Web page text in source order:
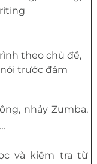
theo chủ đề,
trước đám
nhảy Zumba,
và kiểm tra từ